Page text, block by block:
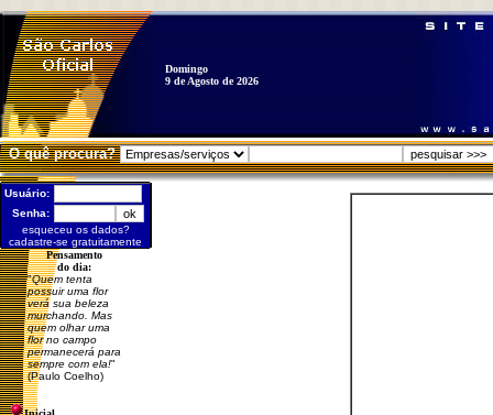
Domingo
9 de Agosto de 2026
O quê procura?
Usuário:
Senha:
esqueceu os dados?
cadastre-se gratuitamente
Pensamento
do dia:
"Quem tenta
possuir uma flor
verá sua beleza
murchando. Mas
quem olhar uma
flor no campo
permanecerá para
sempre com ela!"
(Paulo Coelho)